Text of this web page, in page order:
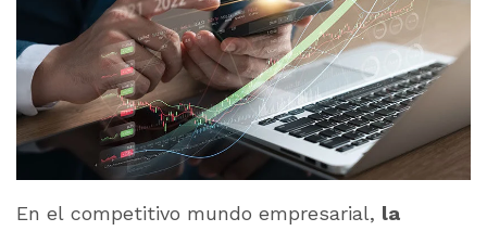
En el competitivo mundo empresarial, la